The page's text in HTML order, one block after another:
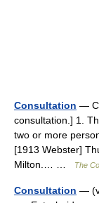
Consultation —
consultation.] 1.
two or more
[1913 Webster]
Milton.… …
The
Consultation —